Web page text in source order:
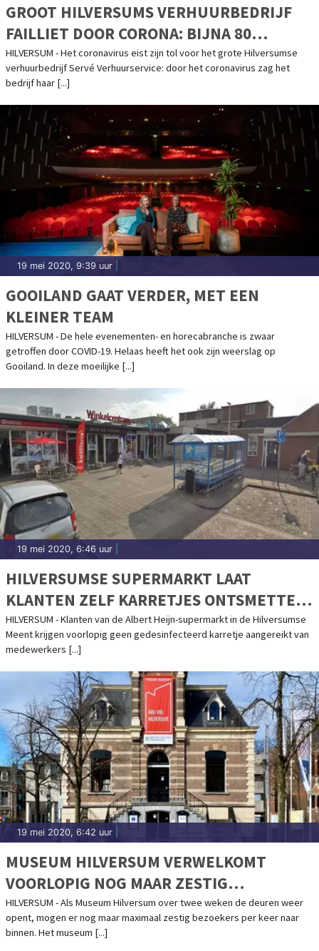
GROOT HILVERSUMS VERHUURBEDRIJF
FAILLIET DOOR CORONA: BIJNA 80
MENSEN OP STRAAT
HILVERSUM - Het coronavirus eist zijn tol voor het grote Hilversumse
verhuurbedrijf Servé Verhuurservice: door het coronavirus zag het
bedrijf haar [...]
19 mei 2020, 9:39 uur
GOOILAND GAAT VERDER, MET EEN
KLEINER TEAM
HILVERSUM - De hele evenementen- en horecabranche is zwaar
getroffen door COVID-19. Helaas heeft het ook zijn weerslag op
Gooiland. In deze moeilijke [...]
19 mei 2020, 6:46 uur
HILVERSUMSE SUPERMARKT LAAT
KLANTEN ZELF KARRETJES ONTSMETTEN
NA BELAGING MEDEWERKERS
HILVERSUM - Klanten van de Albert Heijn-supermarkt in de Hilversumse
Meent krijgen voorlopig geen gedesinfecteerd karretje aangereikt van
medewerkers [...]
19 mei 2020, 6:42 uur
MUSEUM HILVERSUM VERWELKOMT
VOORLOPIG NOG MAAR ZESTIG
BEZOEKERS PER TWEE UUR
HILVERSUM - Als Museum Hilversum over twee weken de deuren weer
opent, mogen er nog maar maximaal zestig bezoekers per keer naar
binnen. Het museum [...]